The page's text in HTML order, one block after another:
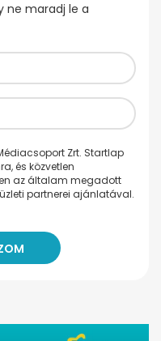
ne maradj le a
Zrt. Startlap
és közvetlen
az általam megadott
partnerei ajánlatával.